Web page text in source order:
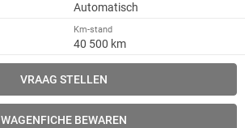
Automatisch
Km-stand
40 500 km
VRAAG STELLEN
WAGENFICHE BEWAREN